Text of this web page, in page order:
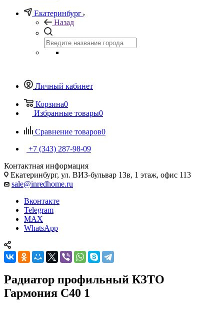
Екатеринбург
Назад
Личный кабинет
Корзина0
Избранные товары0
Сравнение товаров0
+7 (343) 287-98-09
Контактная информация
Екатеринбург, ул. ВИЗ-бульвар 13в, 1 этаж, офис 113
sale@inredhome.ru
Вконтакте
Telegram
MAX
WhatsApp
Радиатор профильный КЗТО
Гармония С40 1